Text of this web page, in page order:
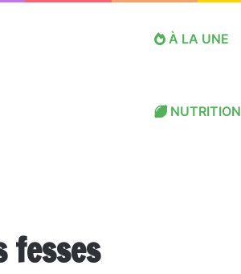
À LA UNE
NUTRITION
fesses